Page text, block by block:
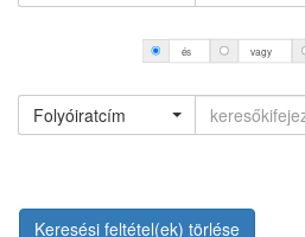
és vagy
Folyóiratcím
Keresési feltétel(ek) törlése